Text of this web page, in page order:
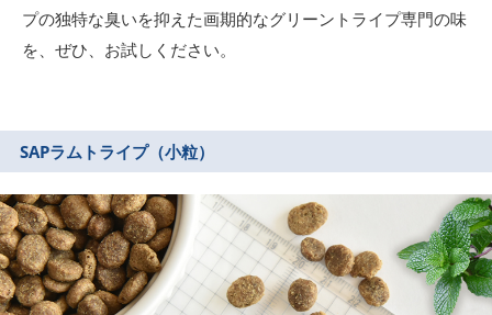
プの独特な臭いを抑えた画期的なグリーントライプ専門の味
を、ぜひ、お試しください。
SAPラムトライプ（小粒）